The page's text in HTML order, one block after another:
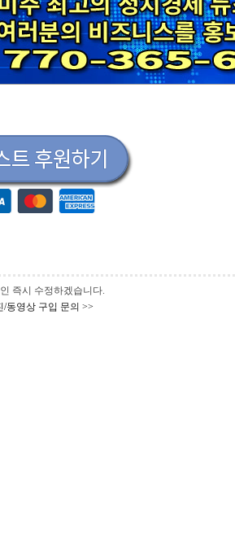
즉시 수정하겠습니다.
/동영상 구입 문의 >>